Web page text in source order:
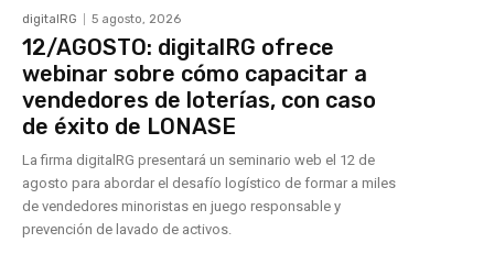
digitalRG 5 agosto, 2026
12/AGOSTO: digitalRG ofrece
webinar sobre cómo capacitar a
vendedores de loterías, con caso
de éxito de LONASE
La firma digitalRG presentará un seminario web el 12 de
agosto para abordar el desafío logístico de formar a miles
de vendedores minoristas en juego responsable y
prevención de lavado de activos.